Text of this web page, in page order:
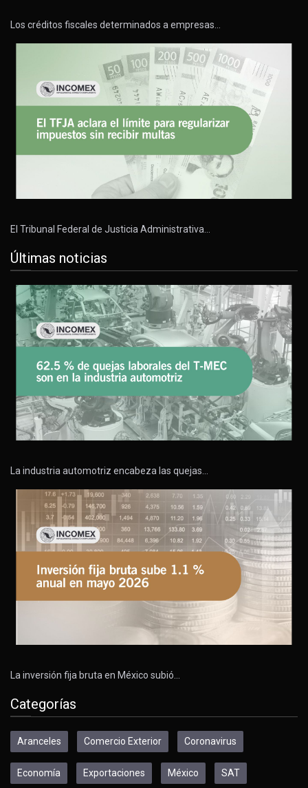
Los créditos fiscales determinados a empresas…
El Tribunal Federal de Justicia Administrativa…
Últimas noticias
La industria automotriz encabeza las quejas…
La inversión fija bruta en México subió…
Categorías
Aranceles Comercio Exterior Coronavirus
Economía Exportaciones México SAT